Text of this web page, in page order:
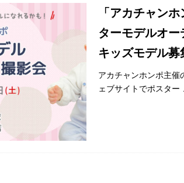
「アカチャン
ターモデルオ
キッズモデル募
アカチャンホンポ主催
ェブサイトでポスター